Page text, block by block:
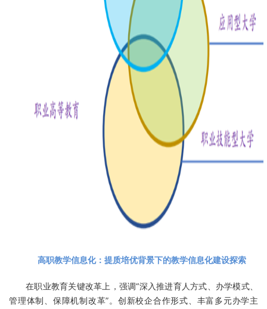
高职教学信息化：提质培优背景下的教学信息化建设探索
在职业教育关键改革上，强调“深入推进育人方式、办学模式、
管理体制、保障机制改革”。创新校企合作形式、丰富多元办学主